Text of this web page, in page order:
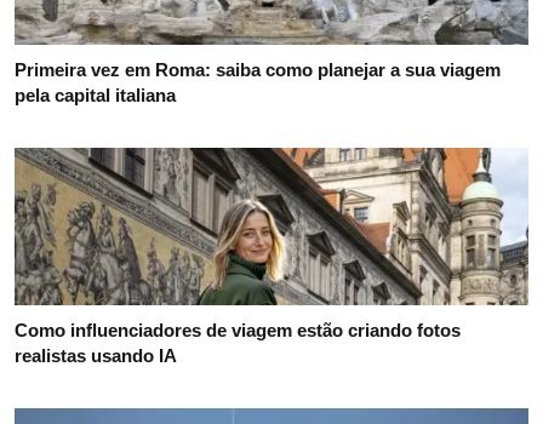
Primeira vez em Roma: saiba como planejar a sua viagem
pela capital italiana
Como influenciadores de viagem estão criando fotos
realistas usando IA